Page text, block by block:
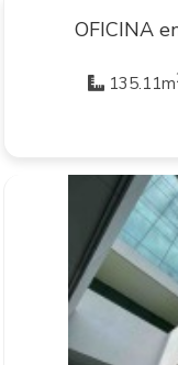
OFICINA
135.11m